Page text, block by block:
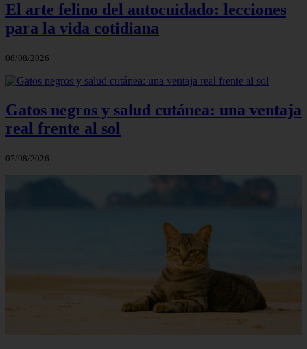
El arte felino del autocuidado: lecciones
para la vida cotidiana
08/08/2026
Gatos negros y salud cutánea: una ventaja
real frente al sol
07/08/2026